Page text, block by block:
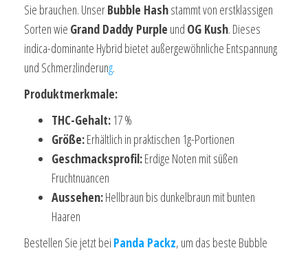
Sie brauchen. UnserBubble Hashstammt von erstklassigen
Sorten wie Grand Daddy Purple und OG Kush. Dieses
indica-dominante Hybrid bietet außergewöhnliche Entspannung
und Schmerzlinderung.
Produktmerkmale:
THC-Gehalt: 17 %
Größe:Erhältlich in praktischen 1g-Portionen
Geschmacksprofil:Erdige Noten mit süßen
Fruchtnuancen
Aussehen:Hellbraun bis dunkelbraun mit bunten
Haaren
Bestellen Sie jetzt bei Panda Packz, um das beste Bubble